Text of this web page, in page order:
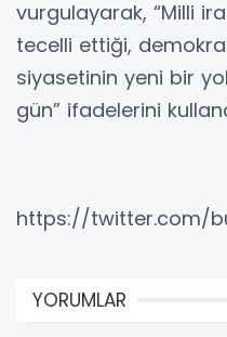
vurgulayarak, “Milli
tecelli ettiği,
siyasetinin yeni bir
gün” ifadelerini
https://twitter.com/
YORUMLAR